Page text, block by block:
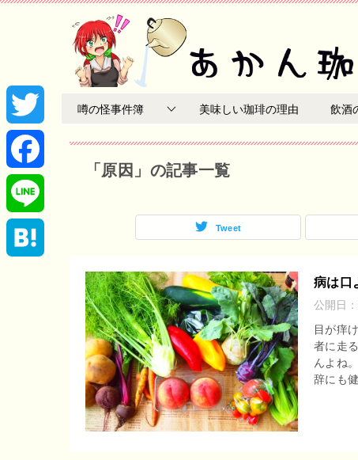
噂の怪事件簿 美味しい珈琲の理由 飲酒
「原因」の記事一覧
Tweet
病は口
公開日：
目が痒
者に走
んよね
辞にも
T
w
i
t
F
a